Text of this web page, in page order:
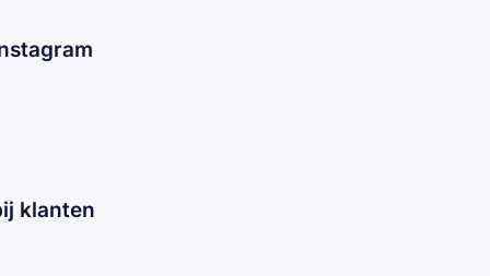
klanten